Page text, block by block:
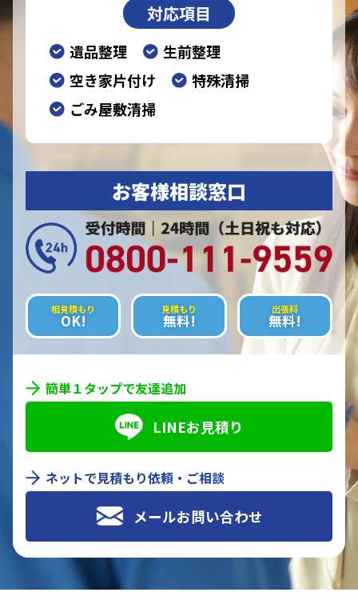
対応項目
遺品整理
生前整理
空き家片付け
特殊清掃
ごみ屋敷清掃
お客様相談窓口
相見積もり
OK!
見積もり
無料!
出張料
無料!
簡単１タップで友達追加
LINEお見積り
ネットで見積もり依頼・ご相談
メールお問い合わせ